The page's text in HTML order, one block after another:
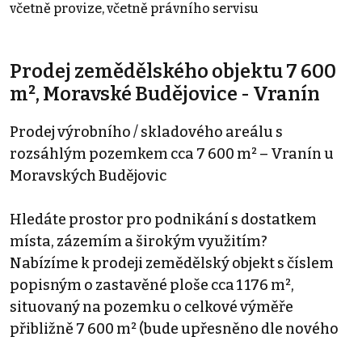
včetně provize, včetně právního servisu
Prodej zemědělského objektu 7 600
m², Moravské Budějovice - Vranín
Prodej výrobního / skladového areálu s
rozsáhlým pozemkem cca 7 600 m² – Vranín u
Moravských Budějovic
Hledáte prostor pro podnikání s dostatkem
místa, zázemím a širokým využitím?
Nabízíme k prodeji zemědělský objekt s číslem
popisným o zastavěné ploše cca 1 176 m²,
situovaný na pozemku o celkové výměře
přibližně 7 600 m² (bude upřesněno dle nového